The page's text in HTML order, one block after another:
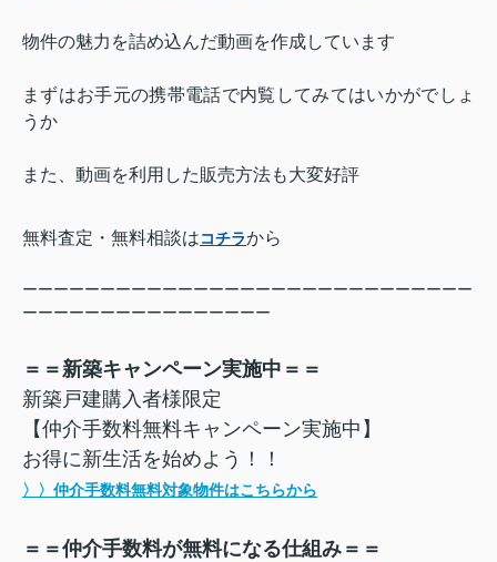
物件の魅力を詰め込んだ動画を作成しています
まずはお手元の携帯電話で内覧してみてはいかがでしょ
うか
また、動画を利用した販売方法も大変好評
無料査定・無料相談はコチラから
ーーーーーーーーーーーーーーーーーーーーーーーーーーーーー
ーーーーーーーーーーーーーーーー
＝＝新築キャンペーン実施中＝＝
新築戸建購入者様限定
【仲介手数料無料キャンペーン実施中】
お得に新生活を始めよう！！
〉〉仲介手数料無料対象物件はこちらから
＝＝仲介手数料が無料になる仕組み＝＝